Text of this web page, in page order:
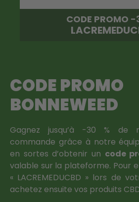
CODE PROMO
BONNEWEED
Gagnez jusqu’à -30 % de
commande grâce à notre
en sortes d’obtenir un code
valable sur la plateforme. Pour
« LACREMEDUCBD » lors de
achetez ensuite vos produits
CODE PROMO -